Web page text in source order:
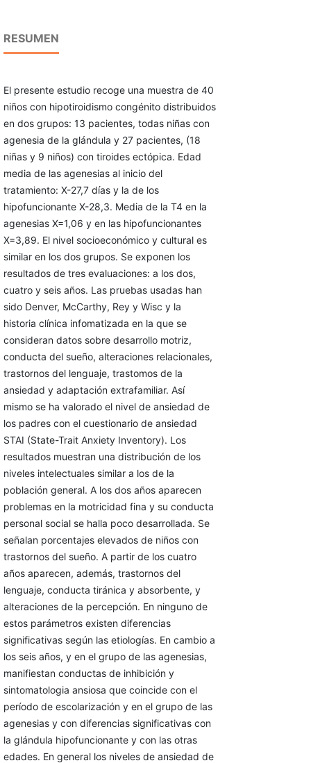
RESUMEN
El presente estudio recoge una muestra de 40
niños con hipotiroidismo congénito distribuidos
en dos grupos: 13 pacientes, todas niñas con
agenesia de la glándula y 27 pacientes, (18
niñas y 9 niños) con tiroides ectópica. Edad
media de las agenesias al inicio del
tratamiento: X-27,7 días y la de los
hipofuncionante X-28,3. Media de la T4 en la
agenesias X=1,06 y en las hipofuncionantes
X=3,89. El nivel socioeconómico y cultural es
similar en los dos grupos. Se exponen los
resultados de tres evaluaciones: a los dos,
cuatro y seis años. Las pruebas usadas han
sido Denver, McCarthy, Rey y Wisc y la
historia clínica infomatizada en la que se
consideran datos sobre desarrollo motriz,
conducta del sueño, alteraciones relacionales,
trastornos del lenguaje, trastomos de la
ansiedad y adaptación extrafamiliar. Así
mismo se ha valorado el nivel de ansiedad de
los padres con el cuestionario de ansiedad
STAI (State-Trait Anxiety Inventory). Los
resultados muestran una distribución de los
niveles intelectuales similar a los de la
población general. A los dos años aparecen
problemas en la motricidad fina y su conducta
personal social se halla poco desarrollada. Se
señalan porcentajes elevados de niños con
trastornos del sueño. A partir de los cuatro
años aparecen, además, trastornos del
lenguaje, conducta tiránica y absorbente, y
alteraciones de la percepción. En ninguno de
estos parámetros existen diferencias
significativas según las etiologías. En cambio a
los seis años, y en el grupo de las agenesias,
manifiestan conductas de inhibición y
sintomatologia ansiosa que coincide con el
período de escolarización y en el grupo de las
agenesias y con diferencias significativas con
la glándula hipofuncionante y con las otras
edades. En general los niveles de ansiedad de